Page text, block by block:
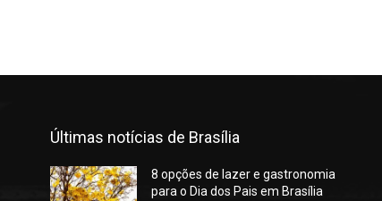
Últimas notícias de Brasília
8 opções de lazer e gastronomia
para o Dia dos Pais em Brasília